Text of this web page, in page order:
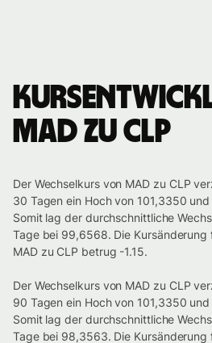
MAD zu CLP
Der Wechselkurs von MAD zu CLP
30 Tagen ein Hoch von 101,3350 und
Somit lag der durchschnittliche
Tage bei 99,6568. Die Kursänderung
MAD zu CLP betrug -1.15.
Der Wechselkurs von MAD zu CLP
90 Tagen ein Hoch von 101,3350
Somit lag der durchschnittliche
Tage bei 98,3563. Die Kursänderung